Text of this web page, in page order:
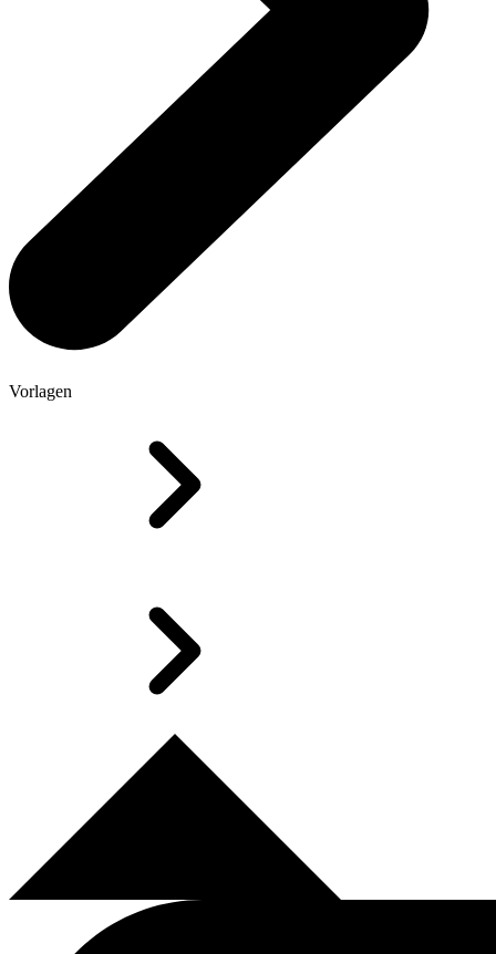
Vorlagen